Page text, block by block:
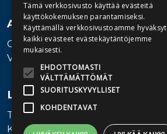
Asiakaspalvelu
Ota yhteyttä
Vaihde: 010 345100
Lisätietoa
Toimitusehdot
Käyttöohjeet
Tämä verkkosivusto käyttää evästeitä
käyttökokemuksen parantamiseksi.
Käyttämällä verkkosivustoamme hyväksyt
kaikki evästeet evästekäytäntöjemme
mukaisesti.
EHDOTTOMASTI
VÄLTTÄMÄTTÖMÄT
SUORITUSKYVYLLISET
KOHDENTAVAT